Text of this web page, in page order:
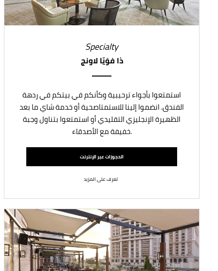
Specialty
ذا فوَيّا لاونج
استمتعوا بأجواء ترحيبية وكأنكم في بيتكم في ردهة
الفندق. انضموا إلينا للاستمتاصحية أو خدمة شاي ما بعد
الظهيرة الإنجليزي التقليدي أو استمتعوا بتناول وجبة
خفيفة مع الأصدقاء.
الحجوزات عبر الإنترنت
تعرف على المزيد